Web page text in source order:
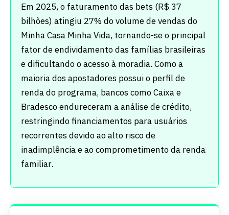
Em 2025, o faturamento das bets (R$ 37
bilhões) atingiu 27% do volume de vendas do
Minha Casa Minha Vida, tornando-se o principal
fator de endividamento das famílias brasileiras
e dificultando o acesso à moradia. Como a
maioria dos apostadores possui o perfil de
renda do programa, bancos como Caixa e
Bradesco endureceram a análise de crédito,
restringindo financiamentos para usuários
recorrentes devido ao alto risco de
inadimplência e ao comprometimento da renda
familiar.